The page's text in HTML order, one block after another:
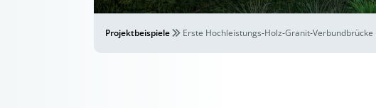
Projektbeispiele Erste